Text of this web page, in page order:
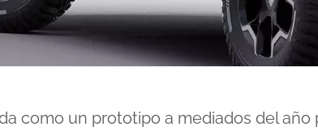
como un prototipo a mediados del año